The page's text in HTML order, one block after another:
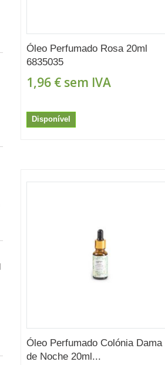
Óleo Perfumado Rosa 20ml
6835035
1,96 € sem IVA
Disponível
Óleo Perfumado Colónia Dama
de Noche 20ml...